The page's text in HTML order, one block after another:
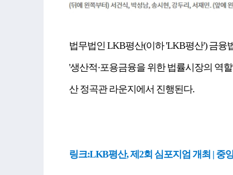
법무법인 LKB평산(이하 'LKB평산') 금융
'생산적·포용금융을 위한 법률시장의 역
산 정곡관 라운지에서 진행된다.
링크:LKB평산, 제2회 심포지엄 개최 | 중